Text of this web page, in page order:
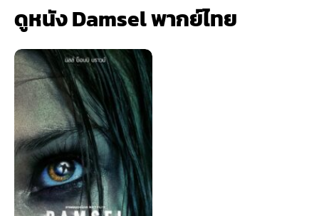
ดูหนัง Damsel พากย์ไทย